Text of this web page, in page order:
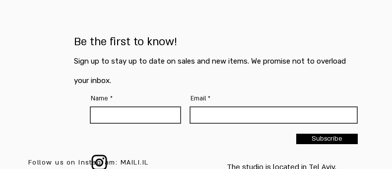
Be the first to know!
Sign up to stay up to date on sales and new items. We promise not to overload
your inbox.
Name Email
Subscribe
Follow us on Instagram: MAILI.IL The studio is located in Tel Aviv,